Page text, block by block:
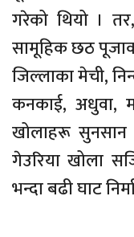
गरेको थियो ।
सामूहिक छठ
जिल्लाका मेची,
कनकाई, अधुवा,
खोलाहरू सुनसान
गेउरिया खोला
भन्दा बढी घाट